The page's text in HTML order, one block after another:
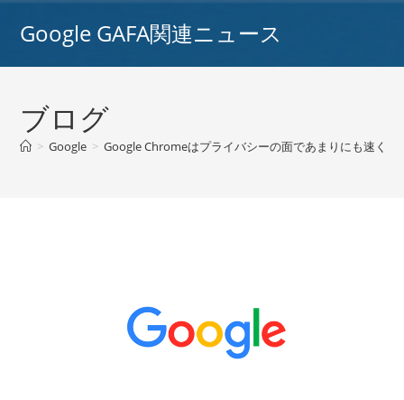
Google GAFA関連ニュース
ブログ
> Google > Google Chromeはプライバシーの面であまりにも速く